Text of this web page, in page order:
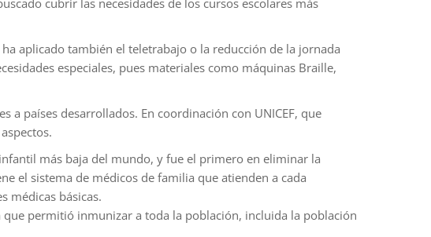
cubrir las necesidades de los cursos escolares más
aplicado también el teletrabajo o la reducción de la jornada
especiales, pues materiales como máquinas Braille,
a países desarrollados. En coordinación con UNICEF, que
más baja del mundo, y fue el primero en eliminar la
el sistema de médicos de familia que atienden a cada
médicas básicas.
permitió inmunizar a toda la población, incluida la población